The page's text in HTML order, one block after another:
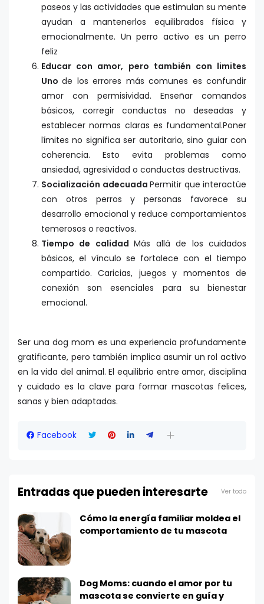
paseos y las actividades que estimulan su mente
ayudan a mantenerlos equilibrados física y
emocionalmente. Un perro activo es un perro
feliz
Educar con amor, pero también con limites
Unode los errores más comunes es confundir
amor con permisividad. Enseñar comandos
básicos, corregir conductas no deseadas y
establecer normas claras es fundamental.Poner
límites no significa ser autoritario, sino guiar con
coherencia. Esto evita problemas como
ansiedad, agresividad o conductas destructivas.
Socialización adecuada Permitir que interactúe
con otros perros y personas favorece su
desarrollo emocional y reduce comportamientos
temerosos o reactivos.
Tiempo de calidadMás allá de los cuidados
básicos, el vínculo se fortalece con el tiempo
compartido. Caricias, juegos y momentos de
conexión son esenciales para su bienestar
emocional.
Ser una dog mom es una experiencia profundamente
gratificante, pero también implica asumir un rol activo
en la vida del animal. El equilibrio entre amor, disciplina
y cuidado es la clave para formar mascotas felices,
sanas y bien adaptadas.
Facebook
Entradas que pueden interesarte Ver todo
Cómo la energía familiar moldea el
comportamiento de tu mascota
Dog Moms: cuando el amor por tu
mascota se convierte en guía y